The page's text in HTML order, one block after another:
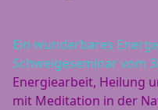
Ein wunderbares
Schweigeseminar vom
Energiearbeit, Heilung
mit Meditation in der